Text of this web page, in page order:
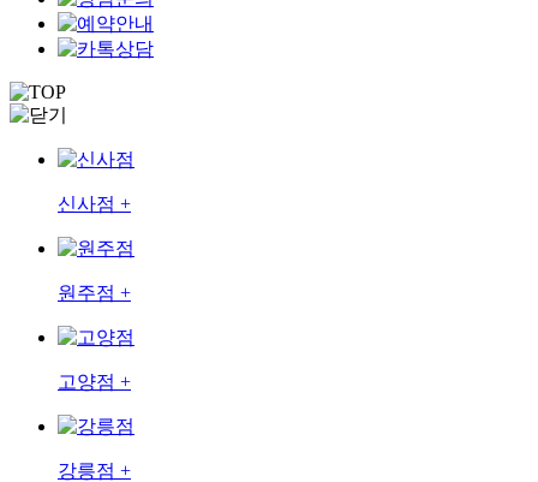
신사점 +
원주점 +
고양점 +
강릉점 +